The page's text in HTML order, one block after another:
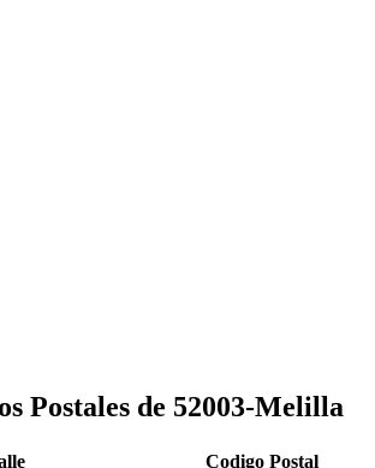
Postales de 52003-Melilla
Codigo Postal